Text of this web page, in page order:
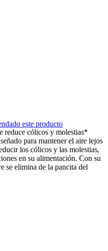
este producto
reduce cólicos y molestias*
para mantener el aire lejos
los cólicos y las molestias,
en su alimentación. Con su
se elimina de la pancita del